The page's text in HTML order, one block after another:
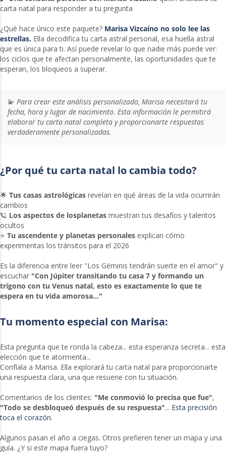
carta natal para responder a tu pregunta
¿Qué hace único este paquete? Marisa Vizcaíno no solo lee las
estrellas. Ella decodifica tu carta astral personal, esa huella astral
que es única para ti. Así puede revelar lo que nadie más puede ver:
los ciclos que te afectan personalmente, las oportunidades que te
esperan, los bloqueos a superar.
💫 Para crear este análisis personalizado, Marisa necesitará tu
fecha, hora y lugar de nacimiento. Esta información le permitirá
elaborar tu carta natal completa y proporcionarte respuestas
verdaderamente personalizadas.
¿Por qué tu carta natal lo cambia todo?
🌟 Tus casas astrológicas revelan en qué áreas de la vida ocurrirán
cambios
🪐 Los aspectos de losplanetas muestran tus desafíos y talentos
ocultos
⭐ Tu ascendente y planetas personales explican cómo
experimentas los tránsitos para el 2026
Es la diferencia entre leer "Los Géminis tendrán suerte en el amor" y
escuchar "Con Júpiter transitando tu casa 7 y formando un
trígono con tu Venus natal, esto es exactamente lo que te
espera en tu vida amorosa..."
Tu momento especial con Marisa:
Esta pregunta que te ronda la cabeza... esta esperanza secreta... esta
elección que te atormenta...
Confíala a Marisa. Ella explorará tu carta natal para proporcionarte
una respuesta clara, una que resuene con tu situación.
Comentarios de los clientes: "Me conmovió lo precisa que fue",
"Todo se desbloqueó después de su respuesta"... Esta precisión
toca el corazón.
Algunos pasan el año a ciegas. Otros prefieren tener un mapa y una
guía. ¿Y si este mapa fuera tuyo?